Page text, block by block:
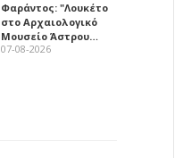
Φαράντος: "Λουκέτο
στο Αρχαιολογικό
Μουσείο Άστρου…
07-08-2026